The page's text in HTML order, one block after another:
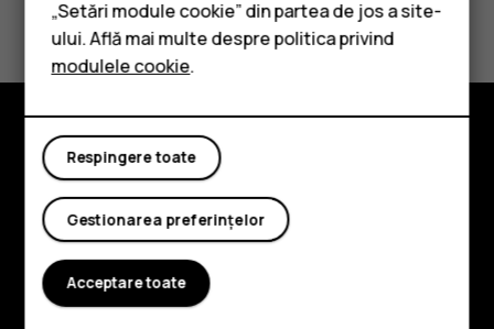
Accesorii
Tablete
Da Nu
Explorează
Despre
Planet and people
Asistență
„Setări module cookie” din partea de jos a site-
ului. Află mai multe despre politica privind
modulele cookie.
Respingere toate
Gestionarea preferințelor
Acceptare toate